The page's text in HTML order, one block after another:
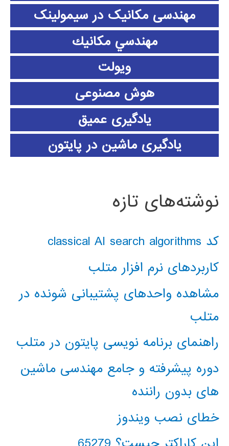
مهندسی مکانیک در سیمولینک
مهندسي مكانيك
ویولت
هوش مصنوعی
یادگیری عمیق
یادگیری ماشین در پایتون
نوشته‌های تازه
کد classical AI search algorithms
کاربردهای نرم افزار متلب
مشاهده واحدهای پشتیبانی شونده در
متلب
راهنمای برنامه نویسی پایتون در متلب
دوره پیشرفته و جامع مهندسی ماشین
های بدون راننده
خطای نصب ویندوز